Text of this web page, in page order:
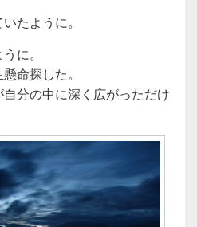
たように。
に。
命探した。
分の中に深く広がっただけ